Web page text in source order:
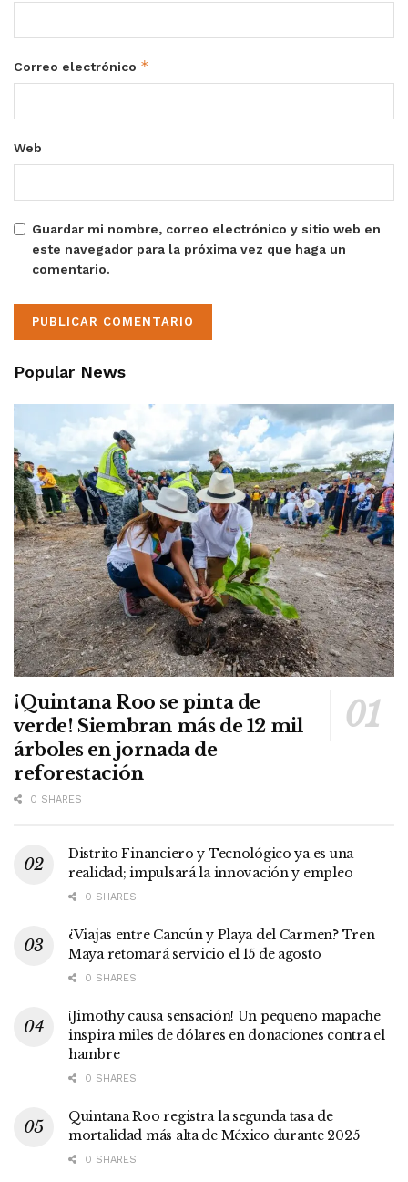
Correo electrónico *
Web
Guardar mi nombre, correo electrónico y sitio web en
este navegador para la próxima vez que haga un
comentario.
Popular News
¡Quintana Roo se pinta de
verde! Siembran más de 12 mil
árboles en jornada de
reforestación
0 SHARES
Distrito Financiero y Tecnológico ya es una
realidad; impulsará la innovación y empleo
0 SHARES
¿Viajas entre Cancún y Playa del Carmen? Tren
Maya retomará servicio el 15 de agosto
0 SHARES
¡Jimothy causa sensación! Un pequeño mapache
inspira miles de dólares en donaciones contra el
hambre
0 SHARES
Quintana Roo registra la segunda tasa de
mortalidad más alta de México durante 2025
0 SHARES